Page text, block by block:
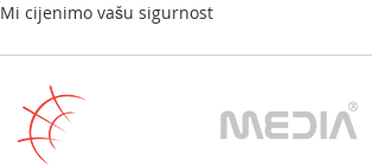
Mi cijenimo vašu sigurnost